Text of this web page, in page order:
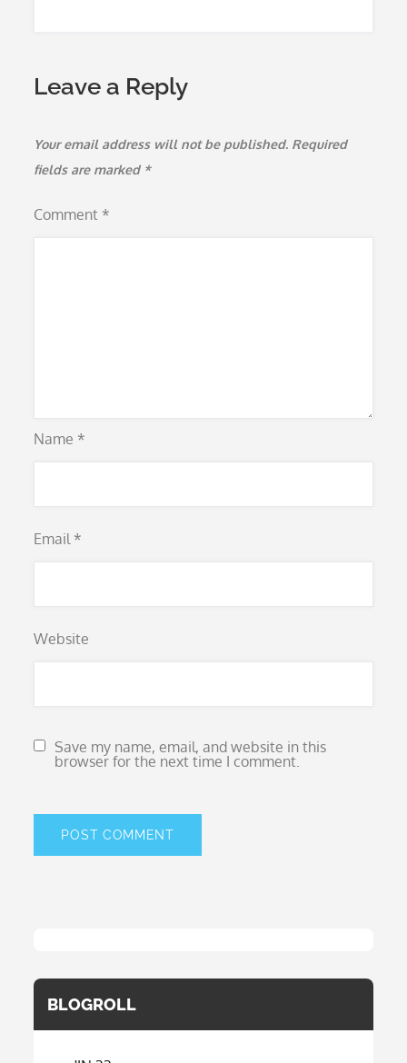
Leave a Reply
Your email address will not be published. Required
fields are marked *
Comment *
Name *
Email *
Website
Save my name, email, and website in this
browser for the next time I comment.
BLOGROLL